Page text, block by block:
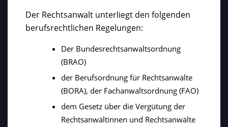
Der Rechtsanwalt unterliegt den folgenden
berufsrechtlichen Regelungen:
Der Bundesrechtsanwaltsordnung
(BRAO)
der Berufsordnung für Rechtsanwälte
(BORA), der Fachanwaltsordnung (FAO)
dem Gesetz über die Vergütung der
Rechtsanwältinnen und Rechtsanwälte